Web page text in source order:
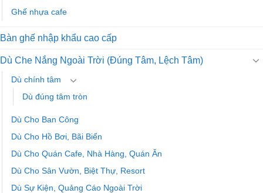
Ghế nhựa cafe
Bàn ghế nhập khẩu cao cấp
Dù Che Nắng Ngoài Trời (Đúng Tâm, Lệch Tâm)
Dù chính tâm
Dù đúng tâm tròn
Dù Cho Ban Công
Dù Cho Hồ Bơi, Bãi Biển
Dù Cho Quán Cafe, Nhà Hàng, Quán Ăn
Dù Cho Sân Vườn, Biệt Thự, Resort
Dù Sự Kiện, Quảng Cáo Ngoài Trời